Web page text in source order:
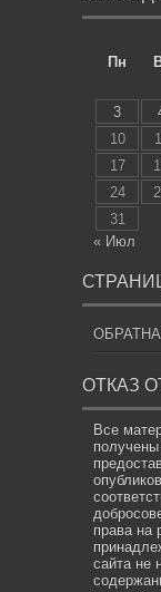
Пн
3
10
17
24
31
« Июл
ОТКАЗ
Все
получены
права на
сайта не